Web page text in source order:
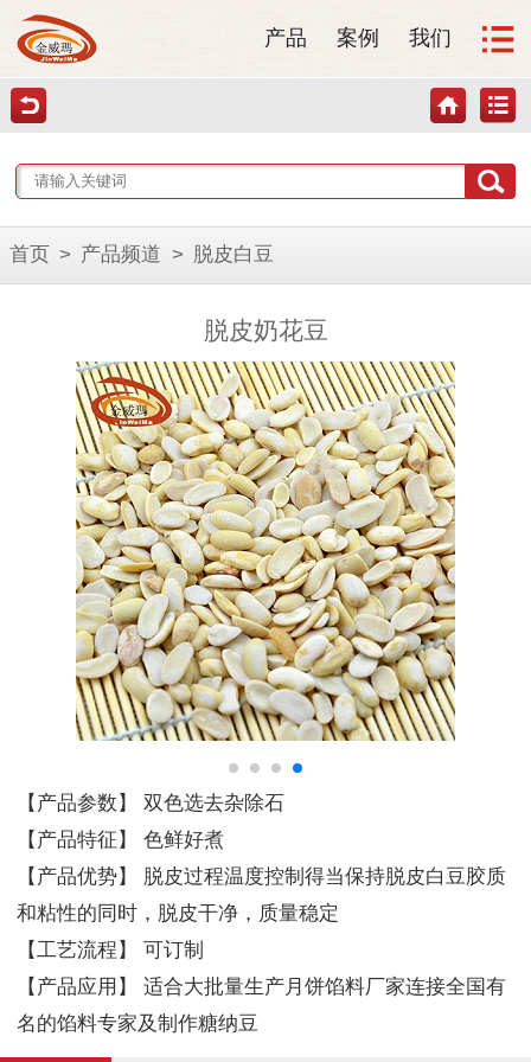
产品 案例 我们
首页 > 产品频道 > 脱皮白豆
脱皮奶花豆
【产品参数】 双色选去杂除石
【产品特征】 色鲜好煮
【产品优势】 脱皮过程温度控制得当保持脱皮白豆胶质
和粘性的同时，脱皮干净，质量稳定
【工艺流程】 可订制
【产品应用】 适合大批量生产月饼馅料厂家连接全国有
名的馅料专家及制作糖纳豆